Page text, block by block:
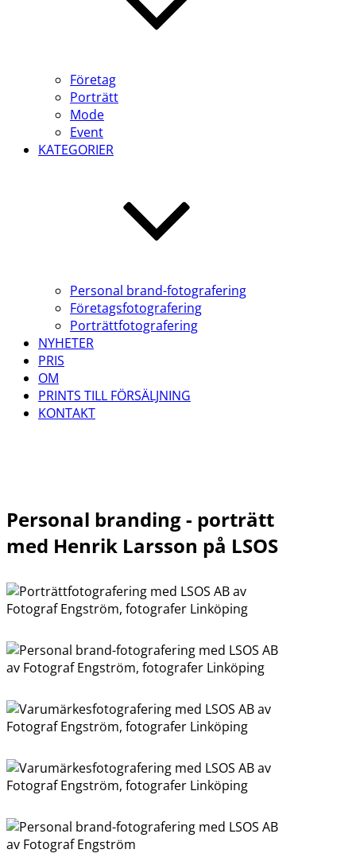
Företag
Porträtt
Mode
Event
KATEGORIER
Personal brand-fotografering
Företagsfotografering
Porträttfotografering
NYHETER
PRIS
OM
PRINTS TILL FÖRSÄLJNING
KONTAKT
Personal branding - porträtt
med Henrik Larsson på LSOS